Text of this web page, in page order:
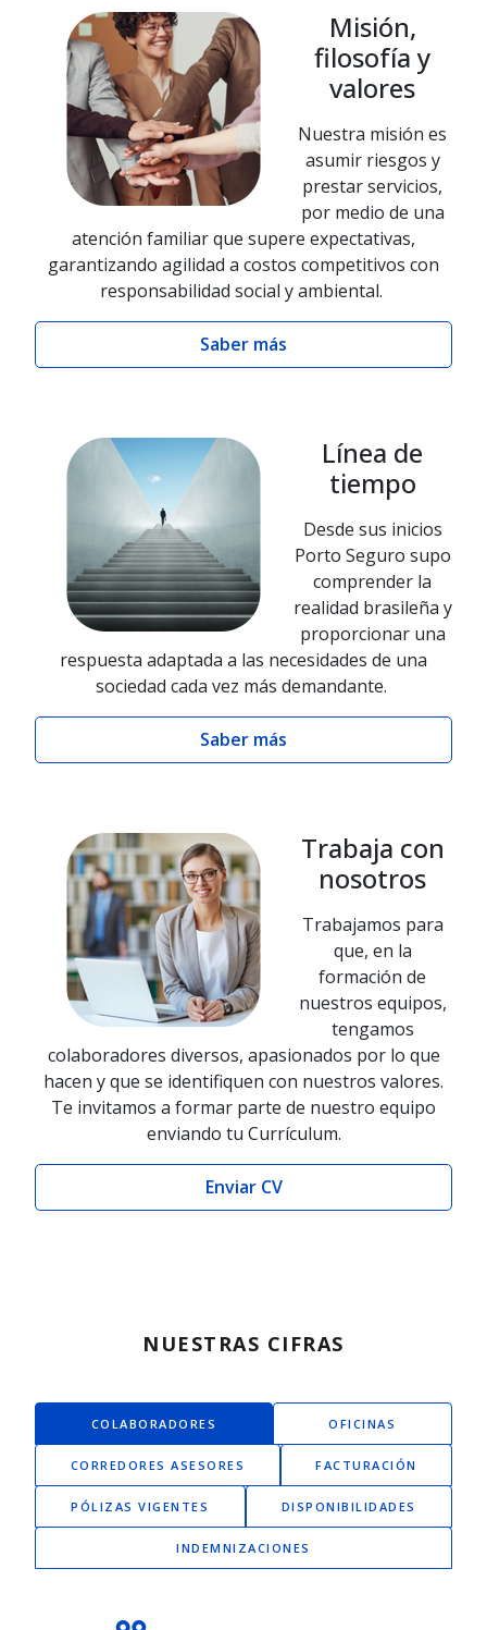
Misión,
filosofía y
valores
Nuestra misión es
asumir riesgos y
prestar servicios,
por medio de una
atención familiar que supere expectativas,
garantizando agilidad a costos competitivos con
responsabilidad social y ambiental.
Saber más
Línea de
tiempo
Desde sus inicios
Porto Seguro supo
comprender la
realidad brasileña y
proporcionar una
respuesta adaptada a las necesidades de una
sociedad cada vez más demandante.
Saber más
Trabaja con
nosotros
Trabajamos para
que, en la
formación de
nuestros equipos,
tengamos
colaboradores diversos, apasionados por lo que
hacen y que se identifiquen con nuestros valores.
Te invitamos a formar parte de nuestro equipo
enviando tu Currículum.
Enviar CV
NUESTRAS CIFRAS
COLABORADORES OFICINAS
CORREDORES ASESORES FACTURACIÓN
PÓLIZAS VIGENTES DISPONIBILIDADES
INDEMNIZACIONES